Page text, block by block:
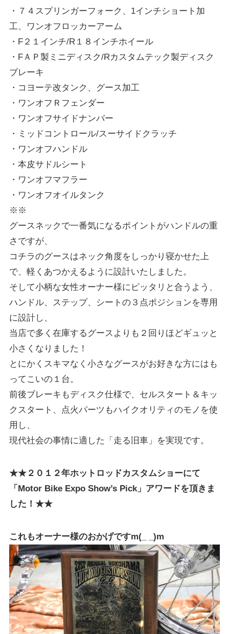
・７４スプリンガーフォーク、1インチショート加
工、ワンオフロッカーアーム
・F２１インチ/R１８インチホイール
・FＡＰ製ミニディスク/Rカスタムテック製ディスク
ブレーキ
・コヨーテ改タンク、グース加工
・ワンオフＲフェンダー
・ワンオフサイドナンバー
・ミッドコントロール/スーサイドクラッチ
・ワンオフハンドル
・本皮サドルシート
・ワンオフマフラー
・ワンオフオイルタンク
※※
グースネックで一番気になるポイントがハンドルの重
さですが、
コチラのグースはネック角度をしっかり寝かせた上
で、軽くあつかえるように設計いたしました。
そして小柄な女性オーナー様にピッタリと合うよう、
ハンドル、ステップ、シートの３点ポジションを専用
に設計し、
当店で多く在庫するグースよりも２回りほどギュッと
小さくなりました！
とにかくスキマなく小さなグースがお好きな方にはも
ってこいの１台。
前後ブレーキもディスク仕様で、セルスタート＆キッ
クスタート、点火パーツもハイクオリティのモノを使
用し、
現代社会の事情に適した「走る旧車」を実現です。
★★２０１２年ホットロッドカスタムショーにて
「Motor Bike Expo Show’s Pick」アワードを頂きま
した！★★
これもオーナー様のおかげですm(_ _)m